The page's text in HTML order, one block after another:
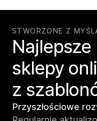
STWORZONE Z
sklepy
z
Przyszłościowe